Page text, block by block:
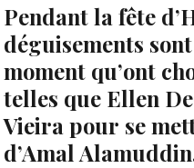
Pendant la fête
déguisements
moment qu’ont
telles que Ellen
Vieira pour se
d’Amal